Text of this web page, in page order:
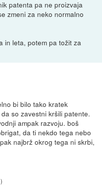
patenta pa ne proizvaja
zmeni za neko normalno
in leta, potem pa tožit za
bi bilo tako kratek
so zavestni kršili patente.
ampak razvoju. boš
da ti nekdo tega nebo
najbrž okrog tega ni skrbi,
)